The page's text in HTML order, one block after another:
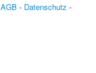
AGB - Datenschutz -